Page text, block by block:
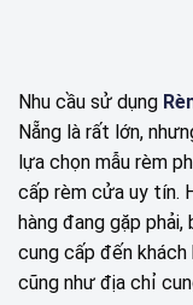
Nhu cầu sử dụng
Nẵng là rất lớn,
lựa chọn mẫu rèm
cấp rèm cửa uy tín.
hàng đang gặp
cung cấp đến
cũng như địa chỉ